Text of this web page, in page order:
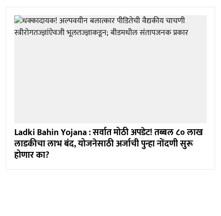
Ladki Bahin Yojana : सर्वात मोठी अपडेट! तब्बल ८० लाख
लाडकीचा लाभ बंद, योजनेसाठी अर्जाची पुन्हा नोंदणी सुरू
होणार का?